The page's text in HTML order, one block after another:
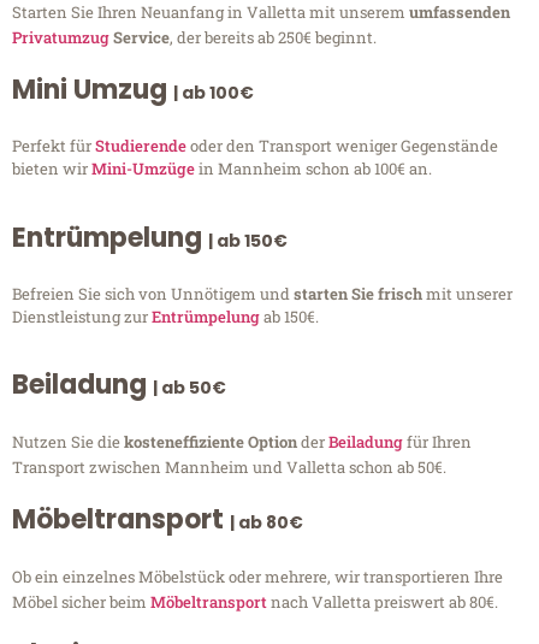
Starten Sie Ihren Neuanfang in Valletta mit unserem umfassenden
PrivatumzugService, der bereits ab 250€ beginnt.
Mini Umzug | ab 100€
Perfekt fürStudierendeoder den Transport weniger Gegenstände
bieten wirMini-Umzügein Mannheim schon ab 100€ an.
Entrümpelung | ab 150€
Befreien Sie sich von Unnötigem undstarten Sie frischmit unserer
Dienstleistung zurEntrümpelungab 150€.
Beiladung | ab 50€
Nutzen Sie diekosteneffiziente OptionderBeiladungfür Ihren
Transport zwischen Mannheim und Valletta schon ab 50€.
Möbeltransport | ab 80€
Ob ein einzelnes Möbelstück oder mehrere, wir transportieren Ihre
Möbel sicher beim Möbeltransportnach Valletta preiswert ab 80€.